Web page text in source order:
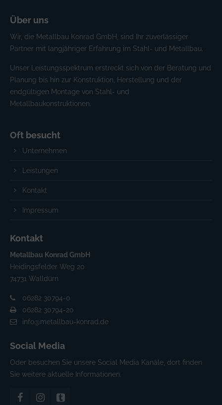
Über uns
Wir, die Metallbau Konrad GmbH, sind Ihr zuverlässiger
Partner mit langjähriger Erfahrung im Stahl- und Metallbau.
Unser Leistungsspektrum erstreckt sich von der Beratung und
Planung bis hin zur Konstruktion, Herstellung und der
endgültigen Montage von Stahl- und
Metallbaukonstruktionen.
Oft besucht
Unternehmen
Leistungen
Kontakt
Impressum
Kontakt
Metallbau Konrad GmbH
Heidingsfelder Weg 20
74731 Walldürn
06282 30794-0
06282 30794-20
info@metallbau-konrad.de
Social Media
Oder besuchen Sie unsere Social Media Kanäle, dort finden
Sie weitere aktuelle Informationen.